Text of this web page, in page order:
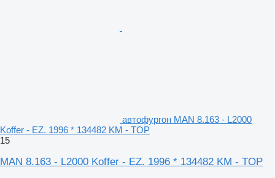
автофургон MAN 8.163 - L2000
Koffer - EZ. 1996 * 134482 KM - TOP
15
MAN 8.163 - L2000 Koffer - EZ. 1996 * 134482 KM - TOP